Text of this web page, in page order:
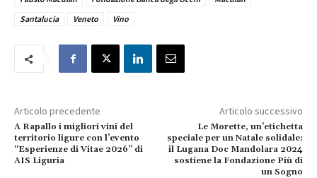
Santalucia
Veneto Vino
Articolo precedente
A Rapallo i migliori vini del
territorio ligure con l’evento
“Esperienze di Vitae 2026” di
AIS Liguria
Articolo successivo
Le Morette, un’etichetta
speciale per un Natale solidale:
il Lugana Doc Mandolara 2024
sostiene la Fondazione Più di
un Sogno